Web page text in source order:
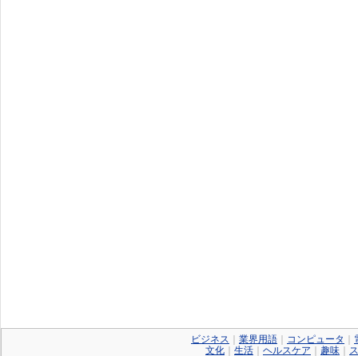
ビジネス 業界用語 コンピュータ
文化
生活 ヘルスケア 趣味